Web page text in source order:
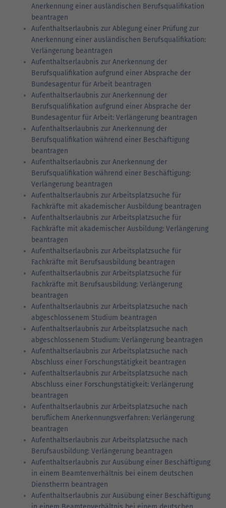
Anerkennung einer ausländischen Berufsqualifikation
beantragen
Aufenthaltserlaubnis zur Ablegung einer Prüfung zur
Anerkennung einer ausländischen Berufsqualifikation:
Verlängerung beantragen
Aufenthaltserlaubnis zur Anerkennung der
Berufsqualifikation aufgrund einer Absprache der
Bundesagentur für Arbeit beantragen
Aufenthaltserlaubnis zur Anerkennung der
Berufsqualifikation aufgrund einer Absprache der
Bundesagentur für Arbeit: Verlängerung beantragen
Aufenthaltserlaubnis zur Anerkennung der
Berufsqualifikation während einer Beschäftigung
beantragen
Aufenthaltserlaubnis zur Anerkennung der
Berufsqualifikation während einer Beschäftigung:
Verlängerung beantragen
Aufenthaltserlaubnis zur Arbeitsplatzsuche für
Fachkräfte mit akademischer Ausbildung beantragen
Aufenthaltserlaubnis zur Arbeitsplatzsuche für
Fachkräfte mit akademischer Ausbildung: Verlängerung
beantragen
Aufenthaltserlaubnis zur Arbeitsplatzsuche für
Fachkräfte mit Berufsausbildung beantragen
Aufenthaltserlaubnis zur Arbeitsplatzsuche für
Fachkräfte mit Berufsausbildung: Verlängerung
beantragen
Aufenthaltserlaubnis zur Arbeitsplatzsuche nach
abgeschlossenem Studium beantragen
Aufenthaltserlaubnis zur Arbeitsplatzsuche nach
abgeschlossenem Studium: Verlängerung beantragen
Aufenthaltserlaubnis zur Arbeitsplatzsuche nach
Abschluss einer Forschungstätigkeit beantragen
Aufenthaltserlaubnis zur Arbeitsplatzsuche nach
Abschluss einer Forschungstätigkeit: Verlängerung
beantragen
Aufenthaltserlaubnis zur Arbeitsplatzsuche nach
beruflichem Anerkennungsverfahren: Verlängerung
beantragen
Aufenthaltserlaubnis zur Arbeitsplatzsuche nach
Berufsausbildung: Verlängerung beantragen
Aufenthaltserlaubnis zur Ausübung einer Beschäftigung
in einem Beamtenverhältnis bei einem deutschen
Dienstherrn beantragen
Aufenthaltserlaubnis zur Ausübung einer Beschäftigung